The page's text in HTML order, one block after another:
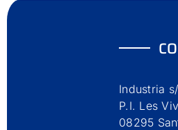
Industria
P.I. Les
08295